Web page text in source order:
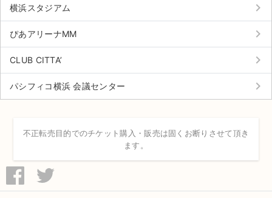
公演登録依頼
不正転売禁止法について
チケットジャムの取り組み
音楽情報
横浜スタジアム keyboard_arrow_right
ぴあアリーナMM keyboard_arrow_right
CLUB CITTA’ keyboard_arrow_right
パシフィコ横浜 会議センター keyboard_arrow_right
不正転売目的でのチケット購入・販売は固くお断りさせて頂き
ます。